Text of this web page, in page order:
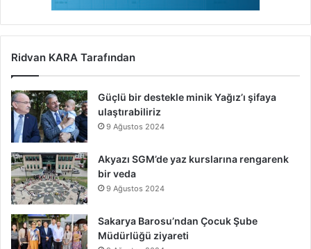
Ridvan KARA Tarafından
Güçlü bir destekle minik Yağız’ı şifaya
ulaştırabiliriz
9 Ağustos 2024
Akyazı SGM’de yaz kurslarına rengarenk
bir veda
9 Ağustos 2024
Sakarya Barosu’ndan Çocuk Şube
Müdürlüğü ziyareti